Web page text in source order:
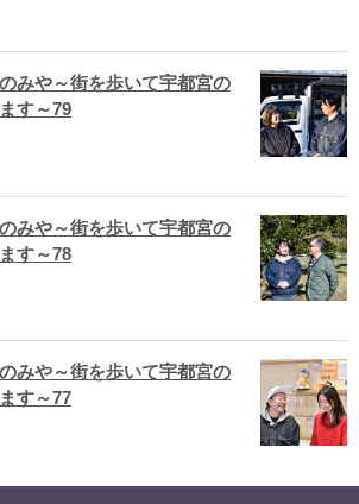
みや～街を歩いて宇都宮の
す～79
みや～街を歩いて宇都宮の
す～78
みや～街を歩いて宇都宮の
す～77